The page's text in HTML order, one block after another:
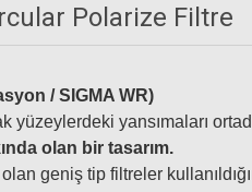
Polarize Filtre
/ SIGMA WR)
yansımaları
olan bir tasarım.
geniş tip filtreler